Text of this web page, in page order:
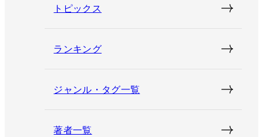
トピックス
ランキング
ジャンル・タグ一覧
著者一覧